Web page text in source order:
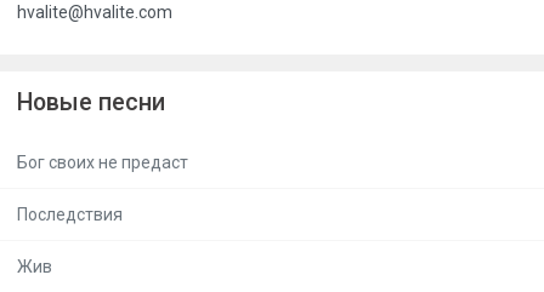
hvalite@hvalite.com
Новые песни
Бог своих не предаст
Последствия
Жив